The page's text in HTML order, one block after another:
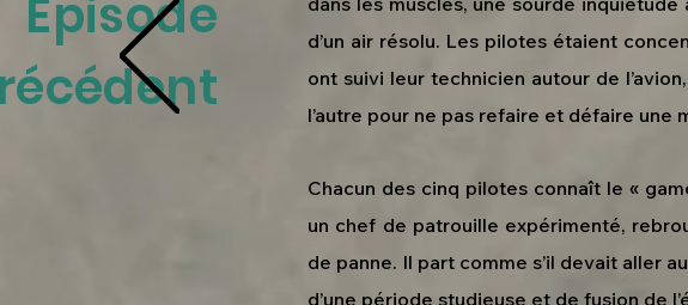
Episode
d’un air résolu. Les pilotes étaient
ont suivi leur technicien autour de
l’autre pour ne pas refaire et défaire
Chacun des cinq pilotes connaît le «
un chef de patrouille expérimenté,
de panne. Il part comme s’il devait aller
d’une période studieuse et de fusion de